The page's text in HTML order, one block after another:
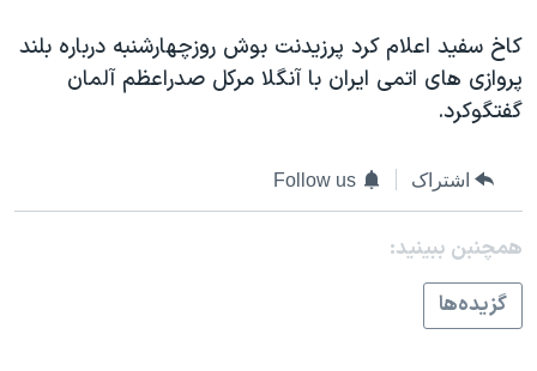
کاخ سفيد اعلام کرد پرزيدنت بوش روزچهارشنبه درباره بلند
پروازی های اتمی ايران با آنگلا مرکل صدراعظم آلمان
گفتگوکرد.
اشتراک Follow us
همچنبن ببینید:
گزيده‌ها